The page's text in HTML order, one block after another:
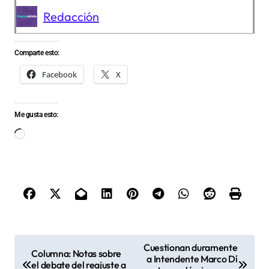
Redacción
Comparte esto:
Facebook X
Me gusta esto:
Cargando...
Columna: Notas sobre
el debate del reajuste a
Cuestionan duramente
a Intendente Marco Dí